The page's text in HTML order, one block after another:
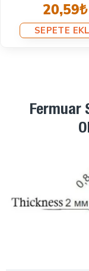
ZPSM0012T10
9,79₺
Fermuar